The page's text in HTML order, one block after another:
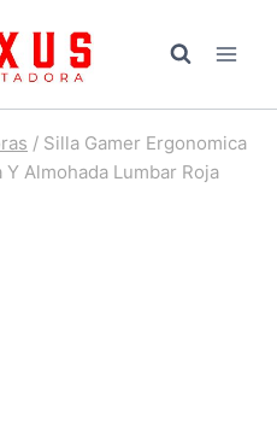
/ Silla Gamer Ergonomica
Almohada Lumbar Roja